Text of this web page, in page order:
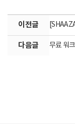
이전글
다음글 무료 워